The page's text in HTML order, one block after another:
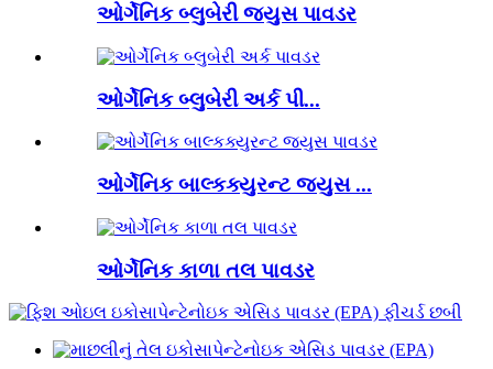
ઓર્ગેનિક બ્લુબેરી જ્યુસ પાવડર
ઓર્ગેનિક બ્લુબેરી અર્ક પી...
ઓર્ગેનિક બાલ્કક્યુરન્ટ જ્યુસ ...
ઓર્ગેનિક કાળા તલ પાવડર